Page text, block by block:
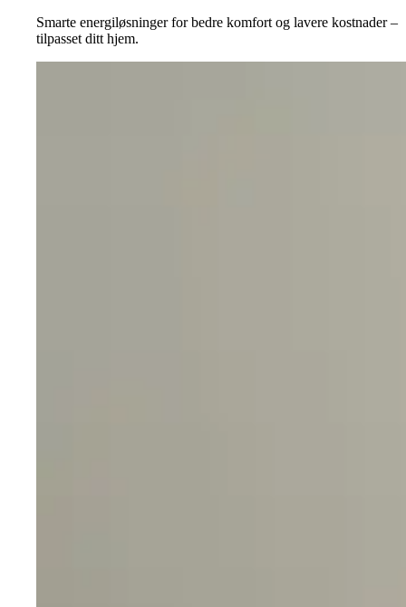
Smarte energiløsninger for bedre komfort og lavere kostnader –
tilpasset ditt hjem.